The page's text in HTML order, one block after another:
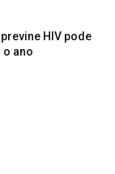
HIV pode
o ano